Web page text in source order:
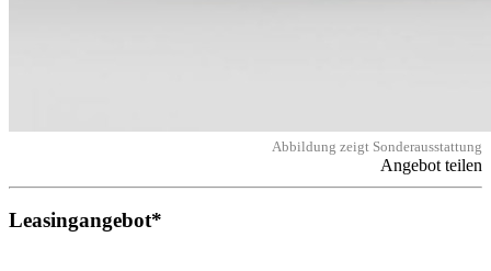
Abbildung zeigt Sonderausstattung
Angebot teilen
Leasingangebot*